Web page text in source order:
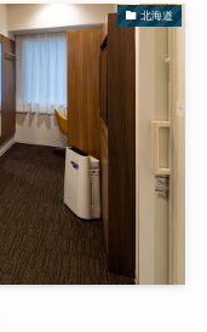
北海道